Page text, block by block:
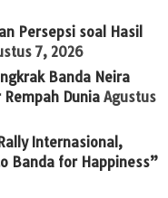
Persepsi soal Hasil
7, 2026
Banda Neira
Dunia Agustus
Internasional,
Banda for Happiness”